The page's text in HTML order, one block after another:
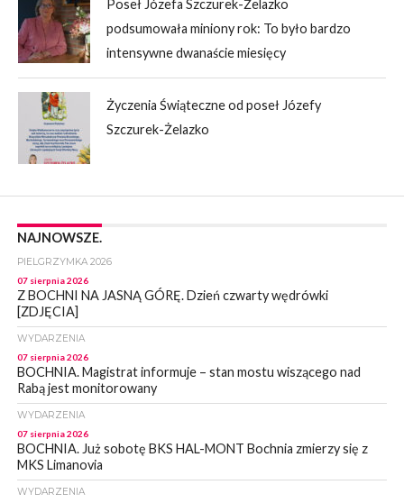
Poseł Józefa Szczurek-Żelazko
podsumowała miniony rok: To było bardzo
intensywne dwanaście miesięcy
Życzenia Świąteczne od poseł Józefy
Szczurek-Żelazko
NAJNOWSZE.
PIELGRZYMKA 2026
07 sierpnia 2026
Z BOCHNI NA JASNĄ GÓRĘ. Dzień czwarty wędrówki
[ZDJĘCIA]
WYDARZENIA
07 sierpnia 2026
BOCHNIA. Magistrat informuje – stan mostu wiszącego nad
Rabą jest monitorowany
WYDARZENIA
07 sierpnia 2026
BOCHNIA. Już sobotę BKS HAL-MONT Bochnia zmierzy się z
MKS Limanovia
WYDARZENIA